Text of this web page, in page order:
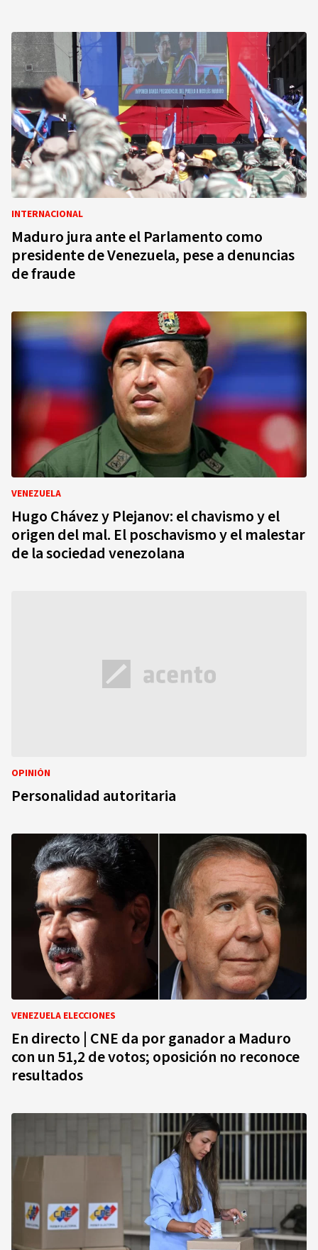
INTERNACIONAL
Maduro jura ante el Parlamento como
presidente de Venezuela, pese a denuncias
de fraude
VENEZUELA
Hugo Chávez y Plejanov: el chavismo y el
origen del mal. El poschavismo y el malestar
de la sociedad venezolana
OPINIÓN
Personalidad autoritaria
VENEZUELA ELECCIONES
En directo | CNE da por ganador a Maduro
con un 51,2 de votos; oposición no reconoce
resultados